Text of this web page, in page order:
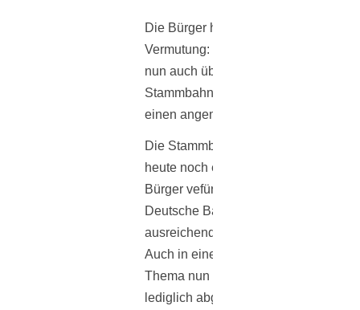
Die Bürger haben weiterhin eine
Vermutung: Die Bahn kann die
nun auch über die Strecke der
Stammbahn schicken, ohne das sie
einen angemessenen Lärmschutz
Die Stammbahn ist in Kleinmachnow
heute noch ein großes Streitthema.
Bürger vefürchten bislang, dass die
Deutsche Bahn die Güterzüge, ohne
ausreichenden Lärmschutz fahren
Auch in einer Bürgerinitiative kam das
Thema nun auf. Zu Anfang wurde dort
lediglich abgestimmt, dass eine S-